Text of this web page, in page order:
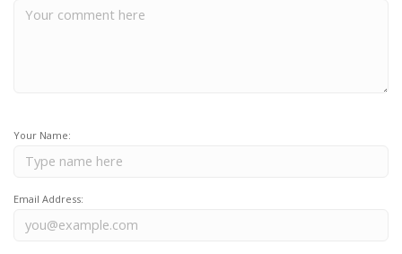
Your Name:
Email Address: